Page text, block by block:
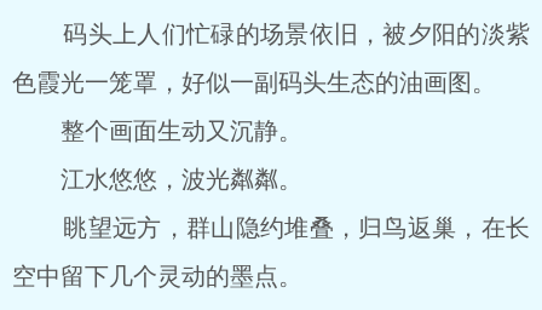
码头上人们忙碌的场景依旧，被夕阳的淡紫
色霞光一笼罩，好似一副码头生态的油画图。
整个画面生动又沉静。
江水悠悠，波光粼粼。
眺望远方，群山隐约堆叠，归鸟返巢，在长
空中留下几个灵动的墨点。